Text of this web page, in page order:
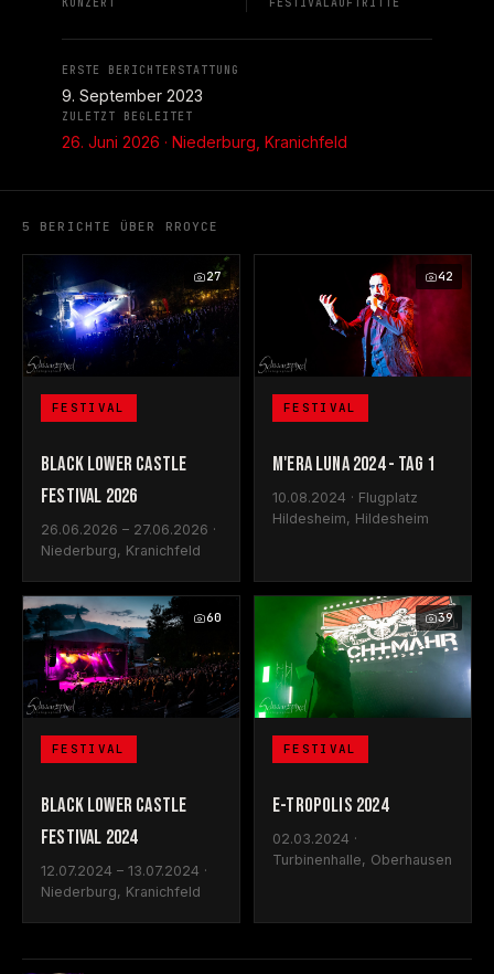
ERSTE BERICHTERSTATTUNG
9. September 2023
ZULETZT BEGLEITET
26. Juni 2026 · Niederburg, Kranichfeld
5 BERICHTE ÜBER RROYCE
27
FESTIVAL
BLACK LOWER CASTLE
FESTIVAL 2026
26.06.2026 – 27.06.2026 ·
Niederburg, Kranichfeld
42
FESTIVAL
M'ERA LUNA 2024 - TAG 1
10.08.2024 · Flugplatz
Hildesheim, Hildesheim
60
FESTIVAL
BLACK LOWER CASTLE
FESTIVAL 2024
12.07.2024 – 13.07.2024 ·
Niederburg, Kranichfeld
39
FESTIVAL
E-TROPOLIS 2024
02.03.2024 ·
Turbinenhalle, Oberhausen